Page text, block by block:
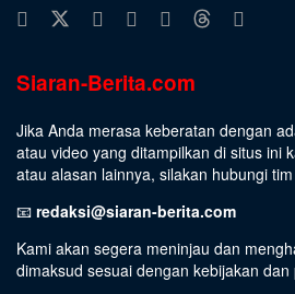
Siaran-Berita.com
Jika Anda merasa keberatan dengan
atau video yang ditampilkan di situs ini
atau alasan lainnya, silakan hubungi
📧 redaksi@siaran-berita.com
Kami akan segera meninjau dan
dimaksud sesuai dengan kebijakan